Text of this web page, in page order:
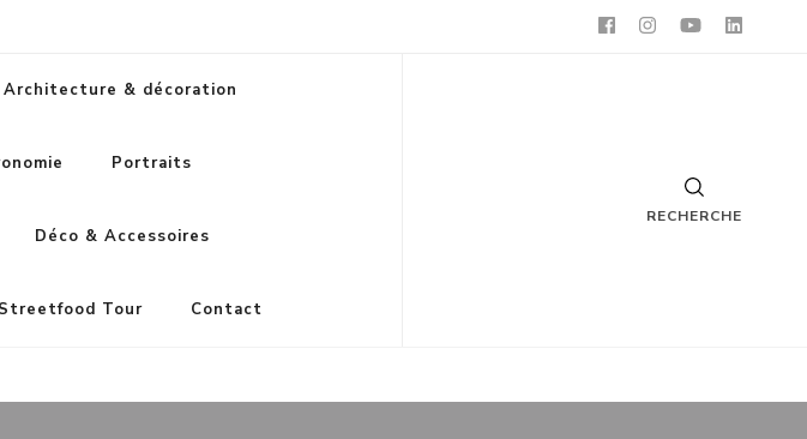
Architecture & décoration
Portraits
Déco & Accessoires
Streetfood Tour Contact
RECHERCHE